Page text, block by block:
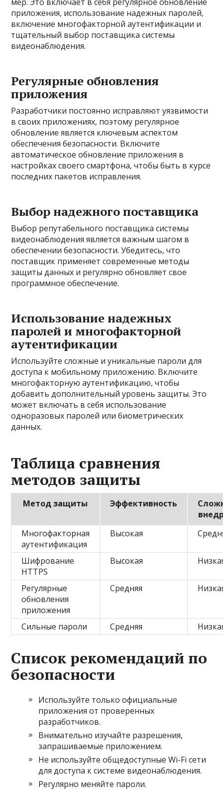
приложения, использование надежных паролей,
включение многофакторной аутентификации и
тщательный выбор поставщика системы
видеонаблюдения.
Регулярные обновления
приложения
Разработчики постоянно исправляют уязвимости
в своих приложениях, поэтому регулярное
обновление является ключевым аспектом
обеспечения безопасности. Включите
автоматическое обновление приложения в
настройках своего смартфона, чтобы быть в курсе
последних пакетов исправления.
Выбор надежного поставщика
Выбор репутабельного поставщика системы
видеонаблюдения является важным шагом в
обеспечении безопасности. Убедитесь, что
поставщик применяет современные методы
защиты данных и регулярно обновляет свое
программное обеспечение.
Использование надежных
паролей и многофакторной
аутентификации
Используйте сложные и уникальные пароли для
доступа к мобильному приложению. Включите
многофакторную аутентификацию, чтобы
добавить дополнительный уровень защиты. Это
может включать в себя использование
одноразовых паролей или биометрических
данных.
Таблица сравнения
методов защиты
Метод защиты Эффективность
Многофакторная
аутентификация
Высокая
Шифрование
HTTPS
Высокая
Регулярные
обновления
приложения
Средняя
Сильные пароли Средняя
Список рекомендаций по
безопасности
Используйте только официальные
приложения от проверенных
разработчиков.
Внимательно изучайте разрешения,
запрашиваемые приложением.
Не используйте общедоступные Wi-Fi сети
для доступа к системе видеонаблюдения.
Регулярно меняйте пароли.